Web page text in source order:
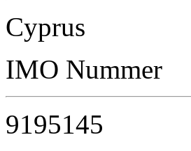
Cyprus
IMO Nummer
9195145